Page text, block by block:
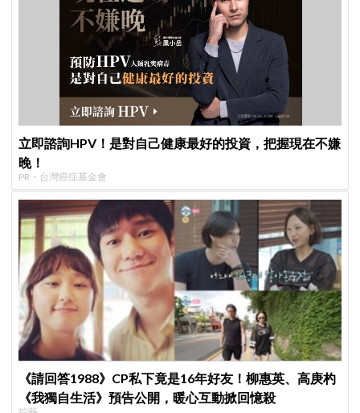
立即諮詢HPV！是對自己健康最好的投資，把握現在不嫌
晚！
PR・台灣癌症基金會
《請回答1988》CP私下竟是16年好友！柳惠英、高庚杓
《我獨自生活》預告公開，暖心互動掀回憶殺